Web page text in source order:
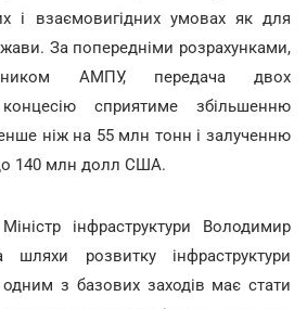
і взаємовигідних умовах як для
За попередніми розрахунками,
АМПУ, передача двох
сприятиме збільшенню
ніж на 55 млн тонн і залученню
140 млн долл США.
інфраструктури Володимир
розвитку інфраструктури
з базових заходів має стати